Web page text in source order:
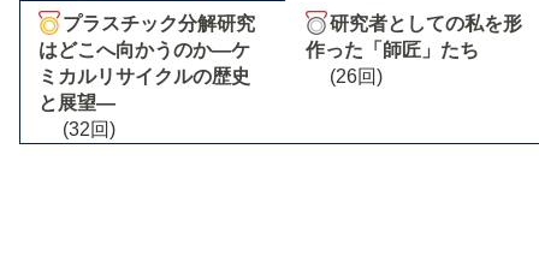
プラスチック分解研究
はどこへ向かうのか―ケ
ミカルリサイクルの歴史
と展望―
(32回)
研究者としての私を形
作った「師匠」たち
(26回)